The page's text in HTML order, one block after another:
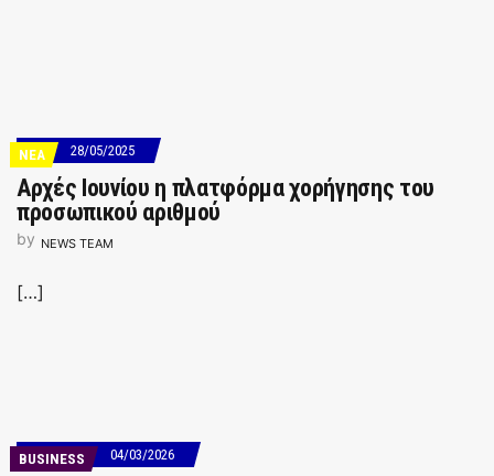
ΝΕΑ 28/05/2025
Αρχές Ιουνίου η πλατφόρμα χορήγησης του
προσωπικού αριθμού
by NEWS TEAM
[…]
BUSINESS 04/03/2026